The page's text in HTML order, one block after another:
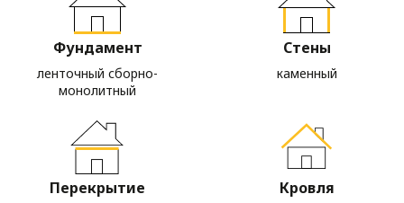
Фундамент
ленточный сборно-
монолитный
Стены
каменный
Перекрытие Кровля